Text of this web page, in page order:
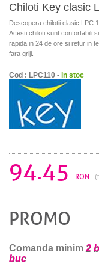
Chiloti Key clasic
Descopera chilotii clasic LPC
Acesti chiloti sunt confortabili
rapida in 24 de ore si retur in
fara griji.
Cod : LPC110 - in stoc
94.45 RON
PROMO
Comanda minim 2
buc